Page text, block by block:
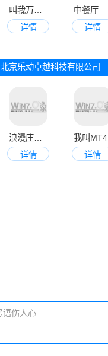
详情
中餐厅
详情
北京乐动卓越科技有限公司
浪漫庄园正式版
详情
我叫MT4
详情